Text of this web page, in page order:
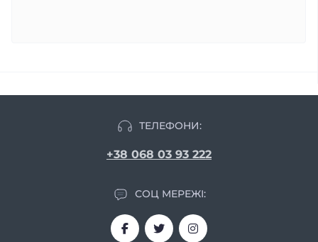
ТЕЛЕФОНИ:
+38 068 03 93 222
СОЦ МЕРЕЖІ: